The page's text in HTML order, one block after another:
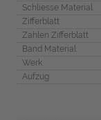
Schliesse Material
Zifferblatt
Zahlen Zifferblatt
Band Material
Werk
Aufzug